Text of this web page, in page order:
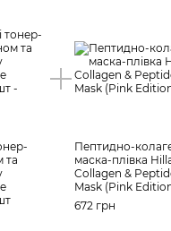
та
Пептидно-
маска-плівка
Collagen &
Mask (Pink
672 грн